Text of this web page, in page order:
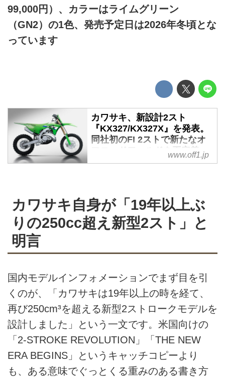
99,000円）、カラーはライムグリーン
（GN2）の1色、発売予定日は2026年冬頃とな
っています
カワサキ、新設計2スト
『KX327/KX327X』を発表。
同社初のFI 2ストで新たなオ
フロードワールドを再定義 -
Off1.jp（オフワン・ドット・
ークのKXがついに発表。2027年
モデルとして、完全新設計の
327cc 2ストロークエンジンを搭
9,099、KX™327XがUSD 9,699。
デリバリーはいずれも2026年後
半を予定しているとのこと
www.off1.jp
カワサキ自身が「19年以上ぶ
りの250cc超え新型2スト」と
明言
国内モデルインフォメーションでまず目を引
くのが、「カワサキは19年以上の時を経て、
再び250cm³を超える新型2ストロークモデルを
設計しました」という一文です。米国向けの
「2-STROKE REVOLUTION」「THE NEW
ERA BEGINS」というキャッチコピーより
も、ある意味でぐっとくる重みのある書き方